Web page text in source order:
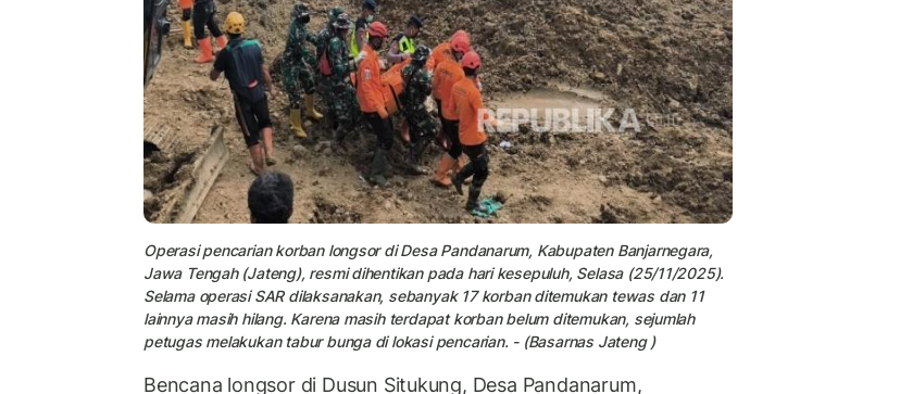
Operasi pencarian korban longsor di Desa Pandanarum, Kabupaten Banjarnegara,
Jawa Tengah (Jateng), resmi dihentikan pada hari kesepuluh, Selasa (25/11/2025).
Selama operasi SAR dilaksanakan, sebanyak 17 korban ditemukan tewas dan 11
lainnya masih hilang. Karena masih terdapat korban belum ditemukan, sejumlah
petugas melakukan tabur bunga di lokasi pencarian. - (Basarnas Jateng )
Bencana longsor di Dusun Situkung, Desa Pandanarum,